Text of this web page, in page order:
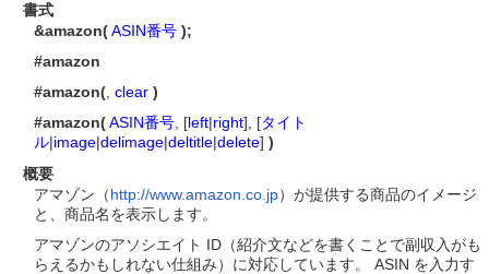
書式
&amazon(ASIN番号 );
#amazon
#amazon( clear )
#amazon(ASIN番号 , [left|right], [タイト
ル|image|delimage|deltitle|delete] )
概要
アマゾン（http://www.amazon.co.jp）が提供する商品のイメージ
と、商品名を表示します。
アマゾンのアソシエイト ID（紹介文などを書くことで副収入がも
らえるかもしれない仕組み）に対応しています。 ASIN を入力す